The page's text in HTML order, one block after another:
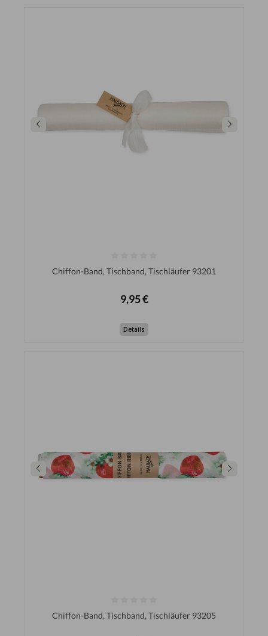
Chiffon-Band, Tischband, Tischläufer 93201
9,95 €
Details
Chiffon-Band, Tischband, Tischläufer 93205